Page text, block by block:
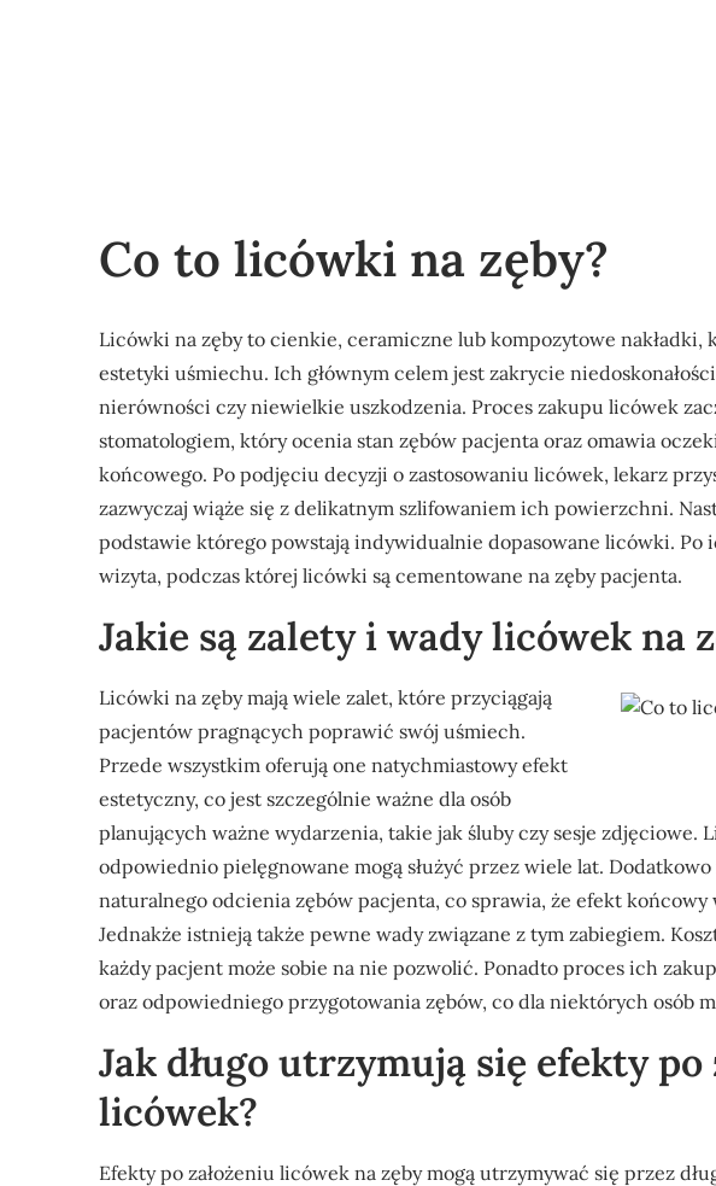
Co to licówki na zęby?
Licówki na zęby to cienkie, ceramiczne lub kompozytowe nakładki,
estetyki uśmiechu. Ich głównym celem jest zakrycie
nierówności czy niewielkie uszkodzenia. Proces zakupu licówek
stomatologiem, który ocenia stan zębów pacjenta oraz omawia
końcowego. Po podjęciu decyzji o zastosowaniu licówek, lekarz
zazwyczaj wiąże się z delikatnym szlifowaniem ich powierzchni.
podstawie którego powstają indywidualnie dopasowane licówki. Po
wizyta, podczas której licówki są cementowane na zęby pacjenta.
Jakie są zalety i wady licówek na
Licówki na zęby mają wiele zalet, które przyciągają
pacjentów pragnących poprawić swój uśmiech.
Przede wszystkim oferują one natychmiastowy efekt
estetyczny, co jest szczególnie ważne dla osób
planujących ważne wydarzenia, takie jak śluby czy sesje zdjęciowe.
odpowiednio pielęgnowane mogą służyć przez wiele lat.
naturalnego odcienia zębów pacjenta, co sprawia, że efekt końcowy
Jednakże istnieją także pewne wady związane z tym zabiegiem.
każdy pacjent może sobie na nie pozwolić. Ponadto proces ich
oraz odpowiedniego przygotowania zębów, co dla niektórych osób
Jak długo utrzymują się efekty po
licówek?
Efekty po założeniu licówek na zęby mogą utrzymywać się przez